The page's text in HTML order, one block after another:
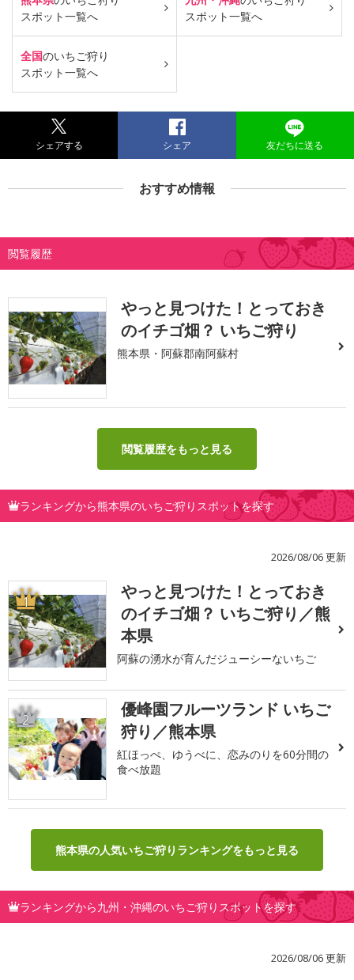
スポット一覧へ
スポット一覧へ
全国のいちご狩り
スポット一覧へ
シェアする シェア 友だちに送る
おすすめ情報
閲覧履歴
やっと見つけた！とっておき
のイチゴ畑？ いちご狩り
熊本県・阿蘇郡南阿蘇村
閲覧履歴をもっと見る
ランキングから熊本県のいちご狩りスポットを探す
2026/08/06 更新
1
やっと見つけた！とっておき
のイチゴ畑？ いちご狩り／熊
本県
阿蘇の湧水が育んだジューシーないちご
2
優峰園フルーツランド いちご
狩り／熊本県
紅ほっぺ、ゆうべに、恋みのりを60分間の
食べ放題
熊本県の人気いちご狩りランキングをもっと見る
ランキングから九州・沖縄のいちご狩りスポットを探す
2026/08/06 更新